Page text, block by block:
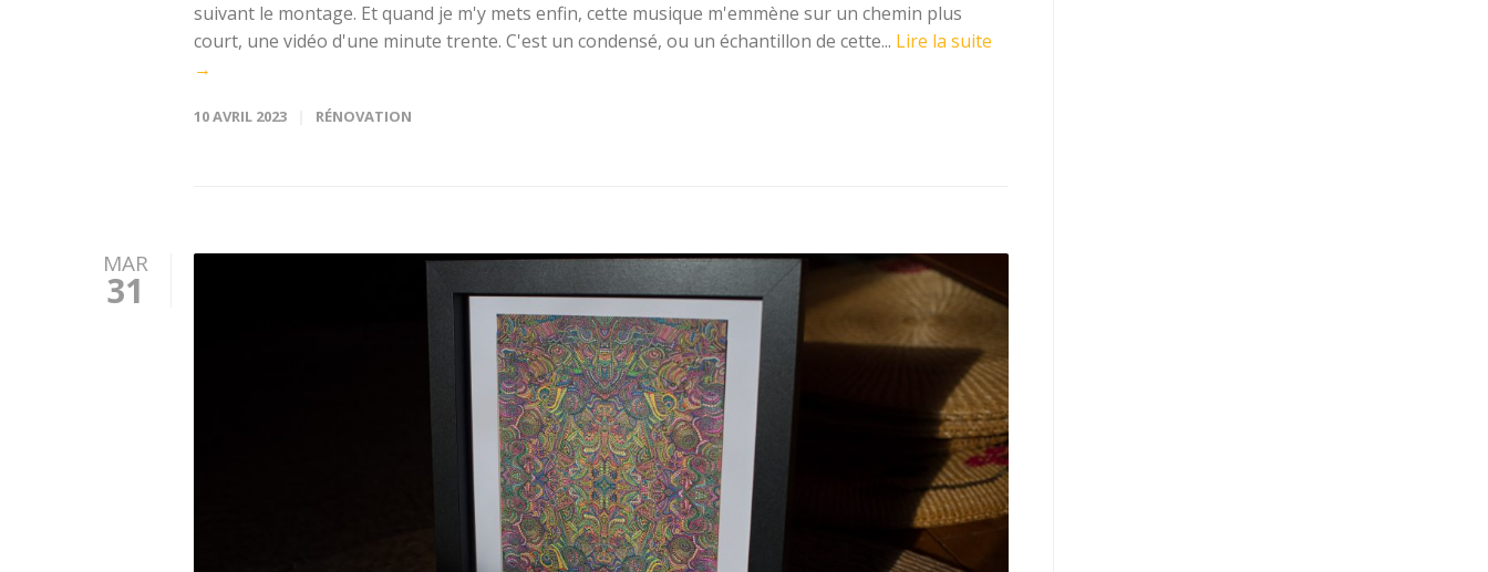
suivant le montage. Et quand je m'y mets enfin, cette musique m'emmène sur un chemin plus
court, une vidéo d'une minute trente. C'est un condensé, ou un échantillon de cette... Lire la suite
→
10 AVRIL 2023 RÉNOVATION
MAR
31